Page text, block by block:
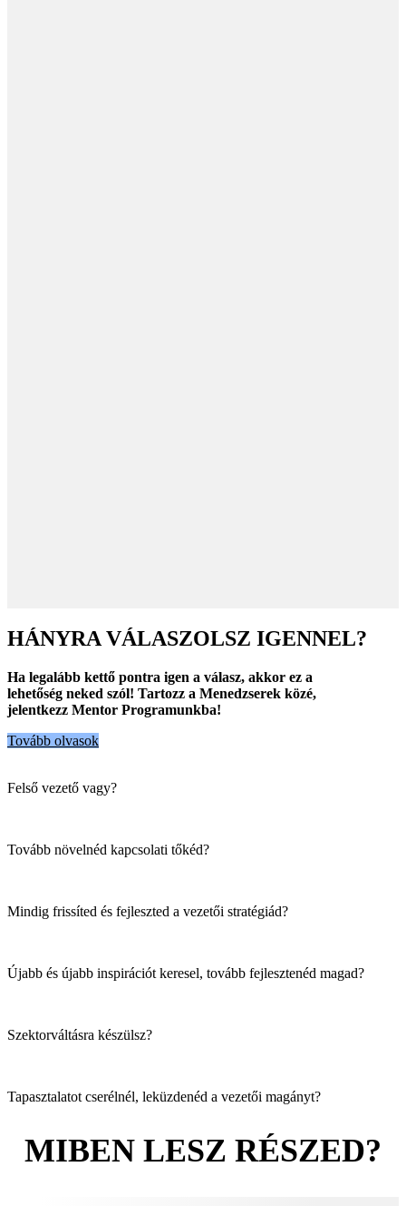
HÁNYRA VÁLASZOLSZ IGENNEL?
Ha legalább kettő pontra igen a válasz, akkor ez a
lehetőség neked szól! Tartozz a Menedzserek közé,
jelentkezz Mentor Programunkba!
Tovább olvasok
Felső vezető vagy?
Tovább növelnéd kapcsolati tőkéd?
Mindig frissíted és fejleszted a vezetői stratégiád?
Újabb és újabb inspirációt keresel, tovább fejlesztenéd magad?
Szektorváltásra készülsz?
Tapasztalatot cserélnél, leküzdenéd a vezetői magányt?
MIBEN LESZ RÉSZED?